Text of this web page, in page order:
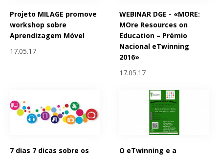
Projeto MILAGE promove
workshop sobre
Aprendizagem Móvel
17.05.17
WEBINAR DGE - «MORE:
MOre Resources on
Education – Prémio
Nacional eTwinning
2016»
17.05.17
7 dias 7 dicas sobre os
O eTwinning e a